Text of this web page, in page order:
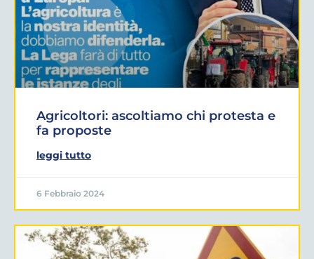
Agricoltori: ascoltiamo chi protesta e
fa proposte
leggi tutto
6 Febbraio 2024